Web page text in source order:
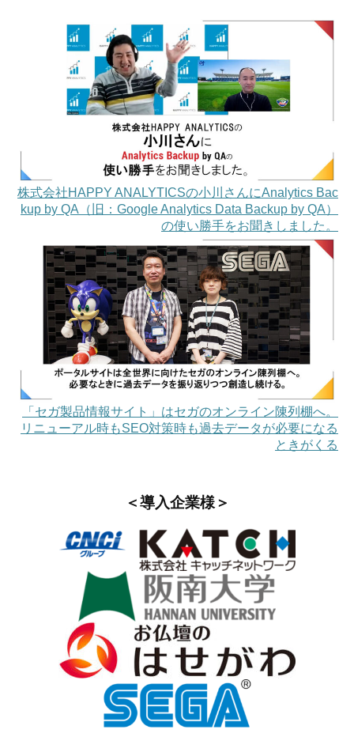
株式会社HAPPY ANALYTICSの小川さんにAnalytics Bac
kup by QA（旧：Google Analytics Data Backup by QA）
の使い勝手をお聞きしました。
「セガ製品情報サイト」はセガのオンライン陳列棚へ。
リニューアル時もSEO対策時も過去データが必要になる
ときがくる
＜導入企業様＞